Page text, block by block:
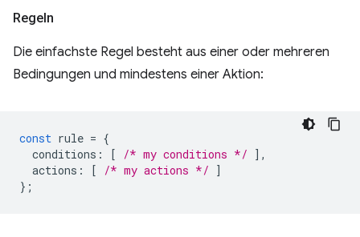
Regeln
Die einfachste Regel besteht aus einer oder mehreren
Bedingungen und mindestens einer Aktion:
const rule = {
conditions : [ /* my conditions */ ],
actions : [ /* my actions */ ]
};